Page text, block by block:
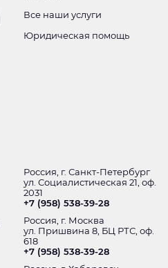
Все наши услуги
Юридическая помощь
Россия, г. Санкт-Петербург
ул. Социалистическая 21, оф.
2031
+7 (958) 538-39-28
Россия, г. Москва
ул. Пришвина 8, БЦ РТС, оф.
618
+7 (958) 538-39-28